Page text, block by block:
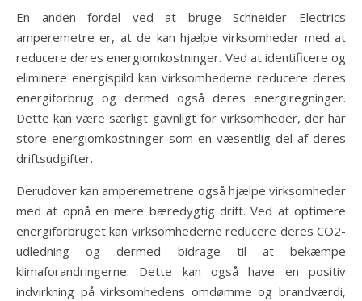
En anden fordel ved at bruge Schneider Electrics
amperemetre er, at de kan hjælpe virksomheder med at
reducere deres energiomkostninger. Ved at identificere og
eliminere energispild kan virksomhederne reducere deres
energiforbrug og dermed også deres energiregninger.
Dette kan være særligt gavnligt for virksomheder, der har
store energiomkostninger som en væsentlig del af deres
driftsudgifter.
Derudover kan amperemetrene også hjælpe virksomheder
med at opnå en mere bæredygtig drift. Ved at optimere
energiforbruget kan virksomhederne reducere deres CO2-
udledning og dermed bidrage til at bekæmpe
klimaforandringerne. Dette kan også have en positiv
indvirkning på virksomhedens omdømme og brandværdi,